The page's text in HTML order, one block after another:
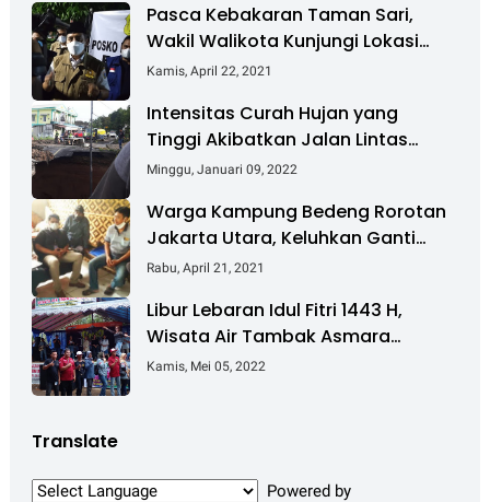
Pasca Kebakaran Taman Sari,
Wakil Walikota Kunjungi Lokasi
Kebakaran Dan Salurkan Bantuan
Kamis, April 22, 2021
Intensitas Curah Hujan yang
Tinggi Akibatkan Jalan Lintas
Sumatera Nyaris Putus
Minggu, Januari 09, 2022
Warga Kampung Bedeng Rorotan
Jakarta Utara, Keluhkan Ganti
Rugi Pembebasan Lahan Tol
Rabu, April 21, 2021
Libur Lebaran Idul Fitri 1443 H,
Wisata Air Tambak Asmara
Kotabaru Dipadati Ribuan
Kamis, Mei 05, 2022
Translate
Powered by